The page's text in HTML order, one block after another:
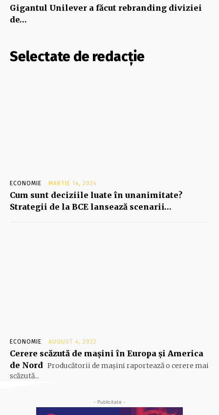
Gigantul Unilever a făcut rebranding diviziei
de…
Selectate de redacție
ECONOMIE MARTIE 14, 2024
Cum sunt deciziile luate în unanimitate?
Strategii de la BCE lansează scenarii…
ECONOMIE AUGUST 4, 2022
Cerere scăzută de mașini în Europa şi America
de Nord Producătorii de maşini raportează o cerere mai
scăzută...
- Publicitate -